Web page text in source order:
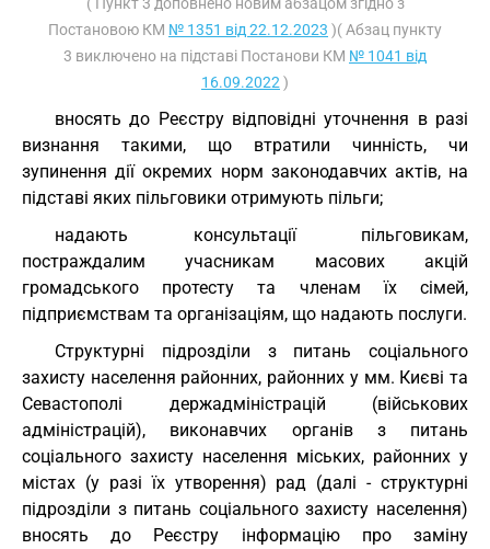
Постановою КМ № 1351 від 22.12.2023 )( Абзац пункту
3 виключено на підставі Постанови КМ № 1041 від
16.09.2022 )
вносять до Реєстру відповідні уточнення в разі
визнання такими, що втратили чинність, чи
зупинення дії окремих норм законодавчих актів, на
підставі яких пільговики отримують пільги;
надають консультації пільговикам,
постраждалим учасникам масових акцій
громадського протесту та членам їх сімей,
підприємствам та організаціям, що надають послуги.
Структурні підрозділи з питань соціального
захисту населення районних, районних у мм. Києві та
Севастополі держадміністрацій (військових
адміністрацій), виконавчих органів з питань
соціального захисту населення міських, районних у
містах (у разі їх утворення) рад (далі - структурні
підрозділи з питань соціального захисту населення)
вносять до Реєстру інформацію про заміну